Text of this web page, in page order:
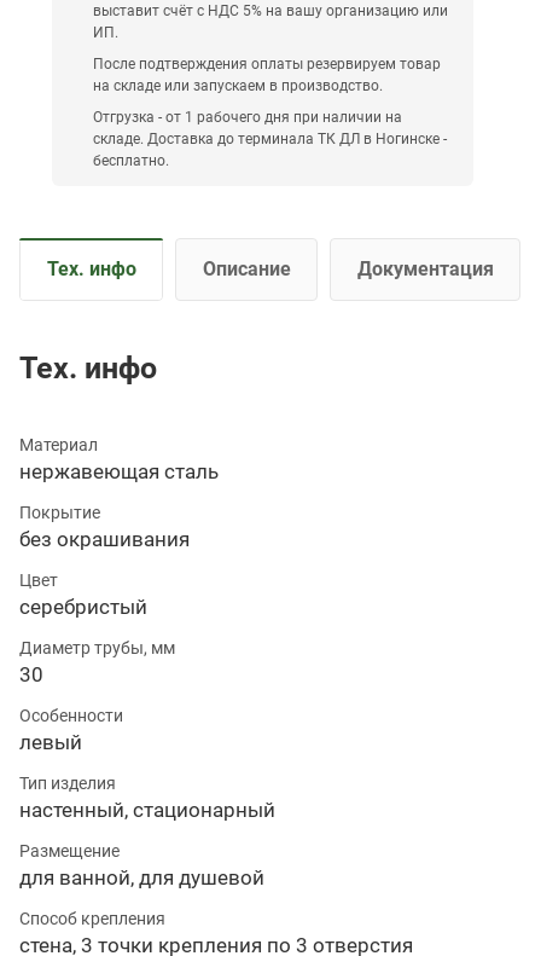
выставит счёт с НДС 5% на вашу организацию или
ИП.
После подтверждения оплаты резервируем товар
на складе или запускаем в производство.
Отгрузка - от 1 рабочего дня при наличии на
складе. Доставка до терминала ТК ДЛ в Ногинске -
бесплатно.
Тех. инфо Описание Документация
Тех. инфо
Материал
нержавеющая сталь
Покрытие
без окрашивания
Цвет
серебристый
Диаметр трубы, мм
30
Особенности
левый
Тип изделия
настенный, стационарный
Размещение
для ванной, для душевой
Способ крепления
стена, 3 точки крепления по 3 отверстия